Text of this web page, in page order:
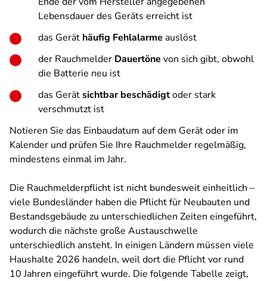
Lebensdauer des Geräts erreicht ist
das Gerät häufig Fehlalarme auslöst
der Rauchmelder Dauertöne von sich gibt, obwohl
die Batterie neu ist
das Gerätsichtbar beschädigtoder stark
verschmutzt ist
Notieren Sie das Einbaudatum auf dem Gerät oder im
Kalender und prüfen Sie Ihre Rauchmelder regelmäßig,
mindestens einmal im Jahr.
Die Rauchmelderpflicht ist nicht bundesweit einheitlich –
viele Bundesländer haben die Pflicht für Neubauten und
Bestandsgebäude zu unterschiedlichen Zeiten eingeführt,
wodurch die nächste große Austauschwelle
unterschiedlich ansteht. In einigen Ländern müssen viele
Haushalte 2026 handeln, weil dort die Pflicht vor rund
10 Jahren eingeführt wurde. Die folgende Tabelle zeigt,